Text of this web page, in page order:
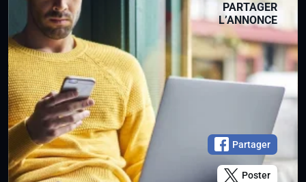
PARTAGER
L’ANNONCE
Partager
Poster